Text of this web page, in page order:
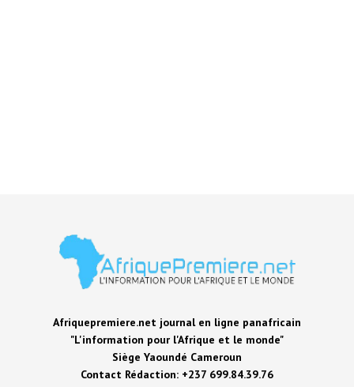
Afriquepremiere.net journal en ligne panafricain
"L'information pour l'Afrique et le monde"
Siège Yaoundé Cameroun
Contact Rédaction: +237 699.84.39.76